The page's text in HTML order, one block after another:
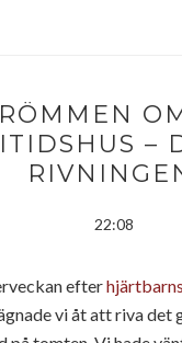
–
22:08
efter
vi åt att riva det